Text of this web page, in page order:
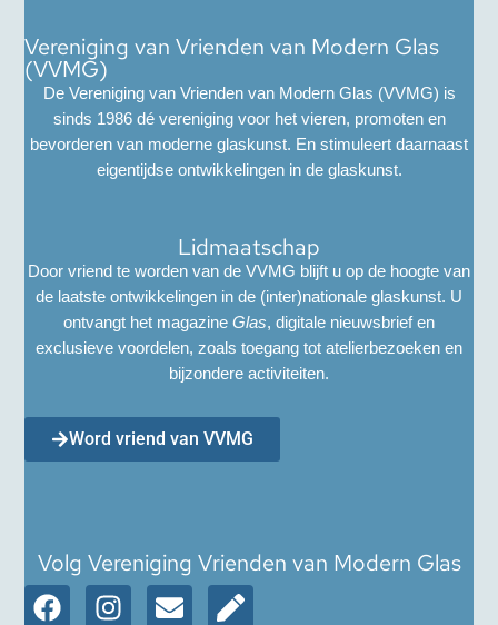
Vereniging van Vrienden van Modern Glas
(VVMG)
De Vereniging van Vrienden van Modern Glas (VVMG) is
sinds 1986 dé vereniging voor het vieren, promoten en
bevorderen van moderne glaskunst. En stimuleert daarnaast
eigentijdse ontwikkelingen in de glaskunst.
Lidmaatschap
Door vriend te worden van de VVMG blijft u op de hoogte van
de laatste ontwikkelingen in de (inter)nationale glaskunst. U
ontvangt het magazine Glas, digitale nieuwsbrief en
exclusieve voordelen, zoals toegang tot atelierbezoeken en
bijzondere activiteiten.
Word vriend van VVMG
Volg Vereniging Vrienden van Modern Glas